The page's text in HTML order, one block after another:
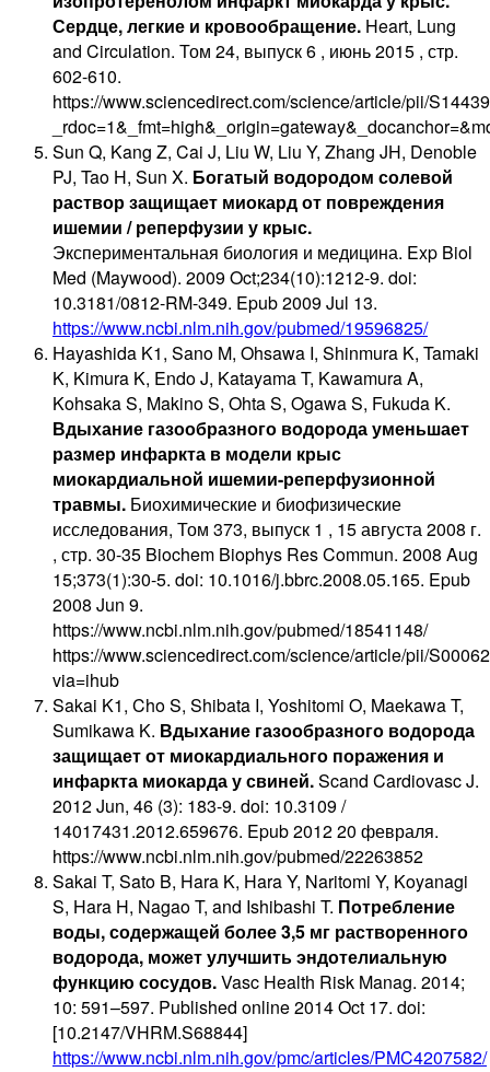
Сердце, легкие и кровообращение. Heart, Lung
and Circulation. Том 24, выпуск 6 , июнь 2015 , стр.
602-610.
https://www.sciencedirect.com/science/article/pii/
Sun Q, Kang Z, Cai J, Liu W, Liu Y, Zhang JH, Denoble
PJ, Tao H, Sun X. Богатый водородом солевой
раствор защищает миокард от повреждения
ишемии / реперфузии у крыс.
Экспериментальная биология и медицина. Exp Biol
Med (Maywood). 2009 Oct;234(10):1212-9. doi:
10.3181/0812-RM-349. Epub 2009 Jul 13.
https://www.ncbi.nlm.nih.gov/pubmed/19596825/
Hayashida K1, Sano M, Ohsawa I, Shinmura K, Tamaki
K, Kimura K, Endo J, Katayama T, Kawamura A,
Kohsaka S, Makino S, Ohta S, Ogawa S, Fukuda K.
Вдыхание газообразного водорода уменьшает
размер инфаркта в модели крыс
миокардиальной ишемии-реперфузионной
травмы. Биохимические и биофизические
исследования, Том 373, выпуск 1 , 15 августа 2008 г.
, стр. 30-35 Biochem Biophys Res Commun. 2008 Aug
15;373(1):30-5. doi: 10.1016/j.bbrc.2008.05.165. Epub
2008 Jun 9.
https://www.ncbi.nlm.nih.gov/pubmed/18541148/
https://www.sciencedirect.com/science/article/pii/
via=ihub
Sakai K1, Cho S, Shibata I, Yoshitomi O, Maekawa T,
Sumikawa K. Вдыхание газообразного водорода
защищает от миокардиального поражения и
инфаркта миокарда у свиней.Scand Cardiovasc J.
2012 Jun, 46 (3): 183-9. doi: 10.3109 /
14017431.2012.659676. Epub 2012 20 февраля.
https://www.ncbi.nlm.nih.gov/pubmed/22263852
Sakai T, Sato B, Hara K, Hara Y, Naritomi Y, Koyanagi
S, Hara H, Nagao T, and Ishibashi T. Потребление
воды, содержащей более 3,5 мг растворенного
водорода, может улучшить эндотелиальную
функцию сосудов.Vasc Health Risk Manag. 2014;
10: 591–597. Published online 2014 Oct 17. doi:
[10.2147/VHRM.S68844]
https://www.ncbi.nlm.nih.gov/pmc/articles/PMC4207582/